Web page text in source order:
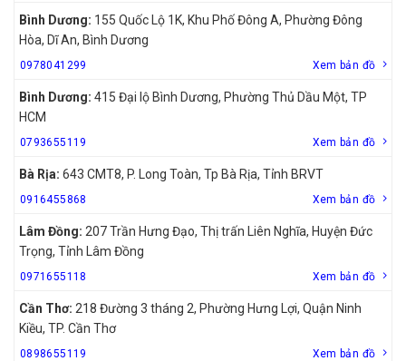
Bình Dương: 155 Quốc Lộ 1K, Khu Phố Đông A, Phường Đông
Hòa, Dĩ An, Bình Dương
0978041299 Xem bản đồ
Bình Dương: 415 Đại lộ Bình Dương, Phường Thủ Dầu Một, TP
HCM
0793655119 Xem bản đồ
Bà Rịa: 643 CMT8, P. Long Toàn, Tp Bà Rịa, Tỉnh BRVT
0916455868 Xem bản đồ
Lâm Đồng: 207 Trần Hưng Đạo, Thị trấn Liên Nghĩa, Huyện Đức
Trọng, Tỉnh Lâm Đồng
0971655118 Xem bản đồ
Cần Thơ: 218 Đường 3 tháng 2, Phường Hưng Lợi, Quận Ninh
Kiều, TP. Cần Thơ
0898655119 Xem bản đồ